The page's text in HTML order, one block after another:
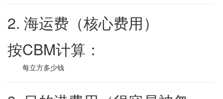
2. 海运费（核心费用）
按CBM计算：
每立方多少钱